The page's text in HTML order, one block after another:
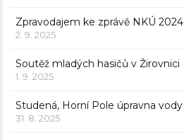
Zpravodajem ke zprávě NKÚ 2024
2. 9. 2025
Soutěž mladých hasičů v Žirovnici
1. 9. 2025
Studená, Horní Pole úpravna vody
31. 8. 2025